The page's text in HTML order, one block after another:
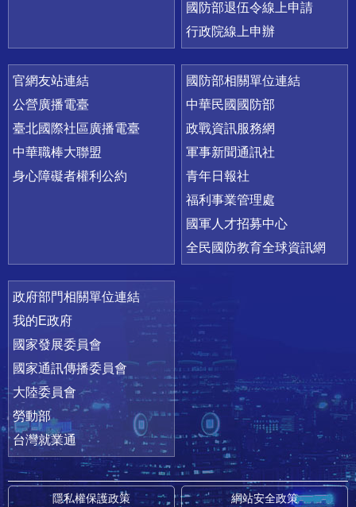
國防部退伍令線上申請
行政院線上申辦
官網友站連結
公營廣播電臺
臺北國際社區廣播電臺
中華職棒大聯盟
身心障礙者權利公約
國防部相關單位連結
中華民國國防部
政戰資訊服務網
軍事新聞通訊社
青年日報社
福利事業管理處
國軍人才招募中心
全民國防教育全球資訊網
政府部門相關單位連結
我的E政府
國家發展委員會
國家通訊傳播委員會
大陸委員會
勞動部
台灣就業通
隱私權保護政策 網站安全政策